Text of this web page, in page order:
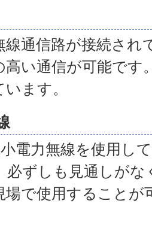
線通信路が接続され
高い通信が可能です
ます。
電力無線を使用し
必ずしも見通しがな
場で使用することが